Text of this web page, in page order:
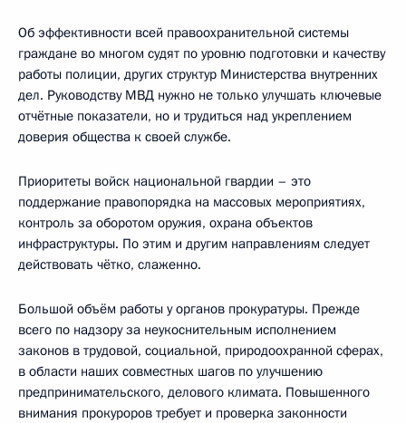
Об эффективности всей правоохранительной системы
граждане во многом судят по уровню подготовки и качеству
работы полиции, других структур Министерства внутренних
дел. Руководству МВД нужно не только улучшать ключевые
отчётные показатели, но и трудиться над укреплением
доверия общества к своей службе.
Приоритеты войск национальной гвардии – это
поддержание правопорядка на массовых мероприятиях,
контроль за оборотом оружия, охрана объектов
инфраструктуры. По этим и другим направлениям следует
действовать чётко, слаженно.
Большой объём работы у органов прокуратуры. Прежде
всего по надзору за неукоснительным исполнением
законов в трудовой, социальной, природоохранной сферах,
в области наших совместных шагов по улучшению
предпринимательского, делового климата. Повышенного
внимания прокуроров требует и проверка законности